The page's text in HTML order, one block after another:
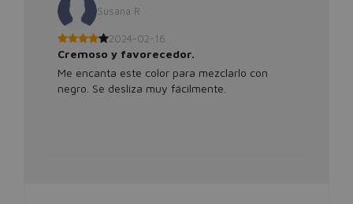
Susana R
2024-02-16
Cremoso y favorecedor.
Me encanta este color para mezclarlo con
negro. Se desliza muy fácilmente.